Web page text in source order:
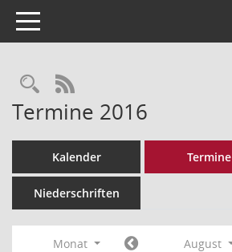
Toggle navigation
Rechercheauswahl
RSS-Feed
Termine 2016
Kalender Termine
Niederschriften
Monat August